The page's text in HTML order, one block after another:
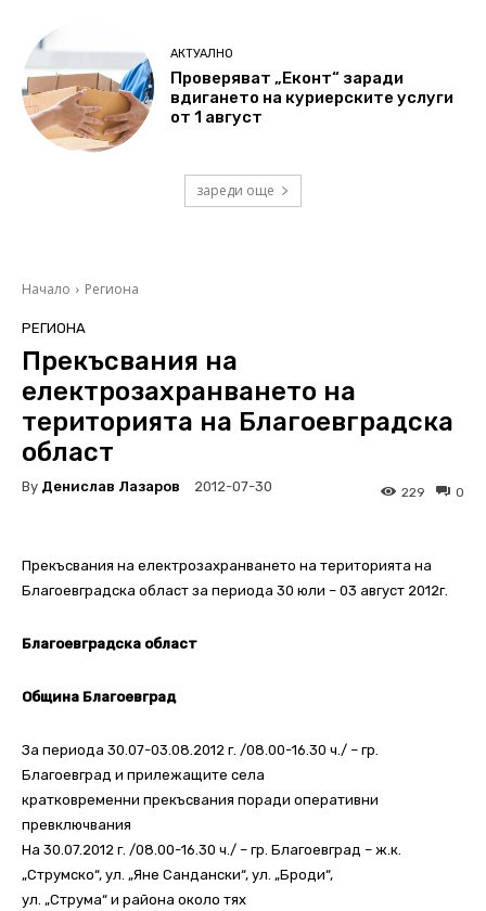
АКТУАЛНО
Проверяват „Еконт“ заради
вдигането на куриерските услуги
от 1 август
зареди още